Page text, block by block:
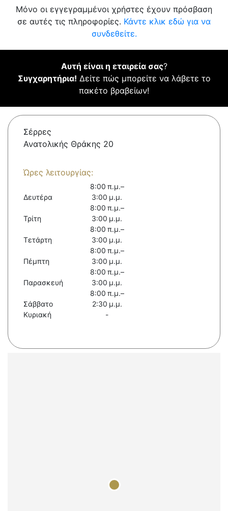
Μόνο οι εγγεγραμμένοι χρήστες έχουν πρόσβαση
σε αυτές τις πληροφορίες. Κάντε κλικ εδώ για να
συνδεθείτε.
Αυτή είναι η εταιρεία σας?
Συγχαρητήρια! Δείτε πώς μπορείτε να λάβετε το
πακέτο βραβείων!
Σέρρες
Ανατολικής Θράκης 20
Ώρες λειτουργίας:
Δευτέρα
8:00 π.μ.–
3:00 μ.μ.
Τρίτη
8:00 π.μ.–
3:00 μ.μ.
Τετάρτη
8:00 π.μ.–
3:00 μ.μ.
Πέμπτη
8:00 π.μ.–
3:00 μ.μ.
Παρασκευή
8:00 π.μ.–
3:00 μ.μ.
Σάββατο
8:00 π.μ.–
2:30 μ.μ.
Κυριακή
-